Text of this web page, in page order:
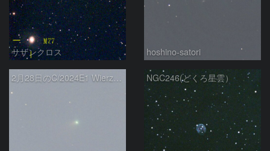
サザンクロス hoshino-satori
2月28日のC/2024E1 Wierzchos NGC246(どくろ星雲）